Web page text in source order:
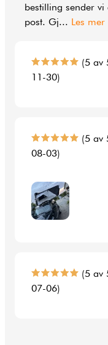
bestilling sender
post. Gj... Les mer
(5 av
11-30)
(5 av
08-03)
(5 av
07-06)